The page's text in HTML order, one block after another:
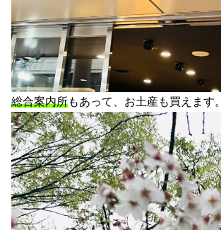
総合案内所もあって、お土産も買えます。